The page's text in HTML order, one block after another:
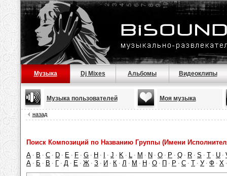
Музыка Dj Mixes Альбомы Видеоклипы
Музыка пользователей Моя музыка
назад
Поиск Композиций по Названию Группы (Имени
A · B · C · D · E · F · G · H · · J · K · L · M · N · O · P · Q · R · S · T · U ·
А · Б · В · Г · Д · Е · Ж · З · И · К · Л · М · Н · О · П · Р · С · Т · У · Ф · Х